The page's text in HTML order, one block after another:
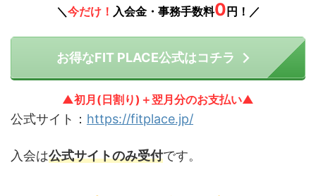
＼今だけ！ 入会金・事務手数料0 円！／
お得なFIT PLACE公式はコチラ
▲初月(日割り)＋翌月分のお支払い▲
公式サイト： https://fitplace.jp/
入会は公式サイトのみ受付です。